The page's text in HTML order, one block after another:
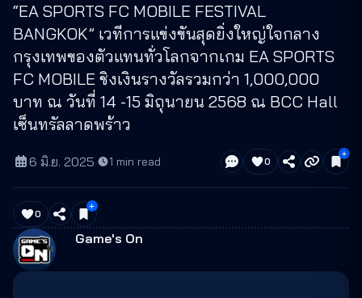
“EA SPORTS FC MOBILE FESTIVAL
BANGKOK” เวทีการแข่งขันสุดยิ่งใหญ่ใจกลาง
กรุงเทพของตัวแทนทั่วโลกจากเกม EA SPORTS
FC MOBILE ชิงเงินรางวัลรวมกว่า 1,000,000
บาท ณ วันที่ 14 -15 มิถุนายน 2568 ณ BCC Hall
เซ็นทรัลลาดพร้าว
6 มิ.ย. 2025· 1 min read 0
0
Game's On